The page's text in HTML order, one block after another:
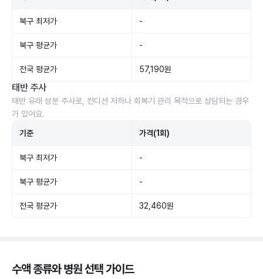
북구 최저가 -
북구 평균가 -
전국 평균가 57,190원
태반 주사
태반 유래 성분 주사로, 컨디션 저하나 회복기 관리 목적으로 상담되는 경우
가 있어요.
기준 가격(1회)
북구 최저가 -
북구 평균가 -
전국 평균가 32,460원
수액 종류와 병원 선택 가이드